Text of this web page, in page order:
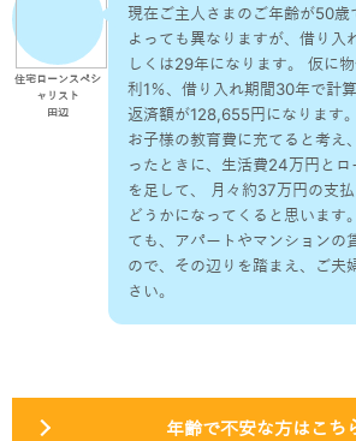
住宅ローンスペシ
ャリスト
田辺
現在ご主人さまのご年齢が50歳
よっても異なりますが、借り入
しくは29年になります。 仮に
利1％、借り入れ期間30年で計
返済額が128,655円になります
お子様の教育費に充てると考え
ったときに、生活費24万円と
を足して、 月々約37万円の支
どうかになってくると思います
ても、アパートやマンションの
ので、その辺りを踏まえ、ご夫
さい。
年齢で不安な方はこち